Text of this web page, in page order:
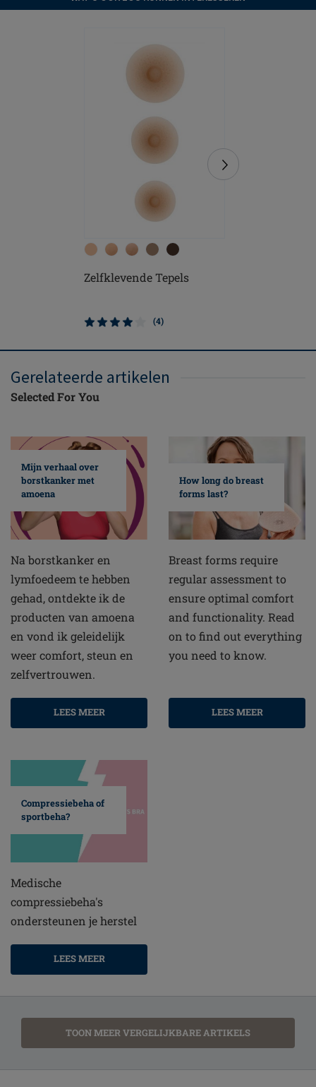
Zelfklevende Tepels
(4)
Gerelateerde artikelen
Selected For You
Mijn verhaal over
borstkanker met
amoena
Na borstkanker en
lymfoedeem te hebben
gehad, ontdekte ik de
producten van amoena
en vond ik geleidelijk
weer comfort, steun en
zelfvertrouwen.
LEES MEER
How long do breast
forms last?
Breast forms require
regular assessment to
ensure optimal comfort
and functionality. Read
on to find out everything
you need to know.
LEES MEER
Compressiebeha of
sportbeha?
Medische
compressiebeha's
ondersteunen je herstel
LEES MEER
TOON MEER VERGELIJKBARE ARTIKELS